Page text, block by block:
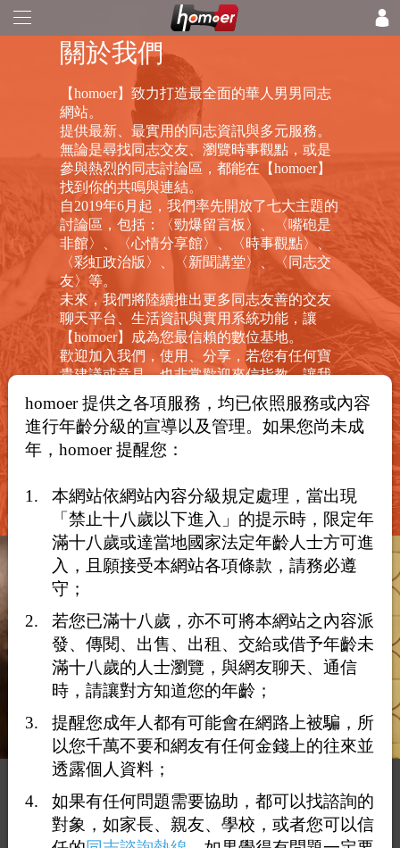
關於我們
【homoer】致力打造最全面的華人男男同志
網站。
提供最新、最實用的同志資訊與多元服務。
無論是尋找同志交友、瀏覽時事觀點，或是
參與熱烈的同志討論區，都能在【homoer】
找到你的共鳴與連結。
自2019年6月起，我們率先開放了七大主題的
討論區，包括：〈勁爆留言板〉、〈嘴砲是
非館〉、〈心情分享館〉、〈時事觀點〉、
〈彩虹政治版〉、〈新聞講堂〉、〈同志交
友〉等。
未來，我們將陸續推出更多同志友善的交友
聊天平台、生活資訊與實用系統功能，讓
【homoer】成為您最信賴的數位基地。
歡迎加入我們，使用、分享，若您有任何寶
貴建議或意見，也非常歡迎來信指教，讓我
們一起打造一個更新、更潮、真正屬於同志
社群的專屬空間！
政府、非政府組織 健康、醫療
homoer 提供之各項服務，均已依照服務或內容
進行年齡分級的宣導以及管理。如果您尚未成
年，homoer 提醒您：
本網站依網站內容分級規定處理，當出現
「禁止十八歲以下進入」的提示時，限定年
滿十八歲或達當地國家法定年齡人士方可進
入，且願接受本網站各項條款，請務必遵
守；
若您已滿十八歲，亦不可將本網站之內容派
發、傳閱、出售、出租、交給或借予年齡未
滿十八歲的人士瀏覽，與網友聊天、通信
時，請讓對方知道您的年齡；
提醒您成年人都有可能會在網路上被騙，所
以您千萬不要和網友有任何金錢上的往來並
透露個人資料；
如果有任何問題需要協助，都可以找諮詢的
對象，如家長、親友、學校，或者您可以信